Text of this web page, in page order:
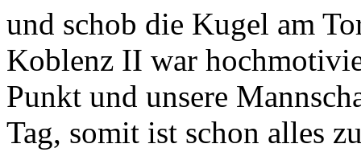
und schob die Kugel am
Koblenz II war
Punkt und unsere
Tag, somit ist schon alles